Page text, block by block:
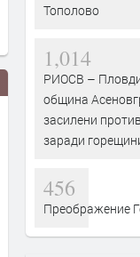
Великобритания:
Тополово
1,014
РИОСВ –
община
засилени
заради
456
Преображение